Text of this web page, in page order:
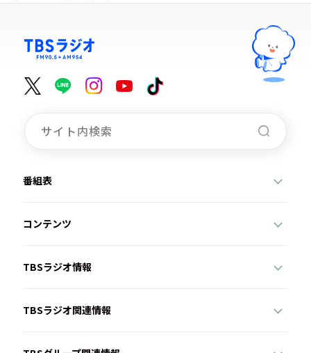
番組表
コンテンツ
TBSラジオ情報
TBSラジオ関連情報